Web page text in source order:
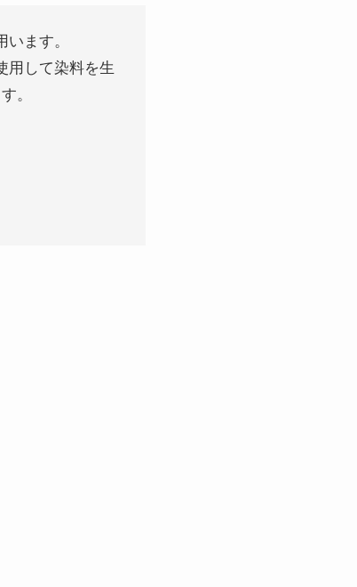
ます。
用して染料を生
。